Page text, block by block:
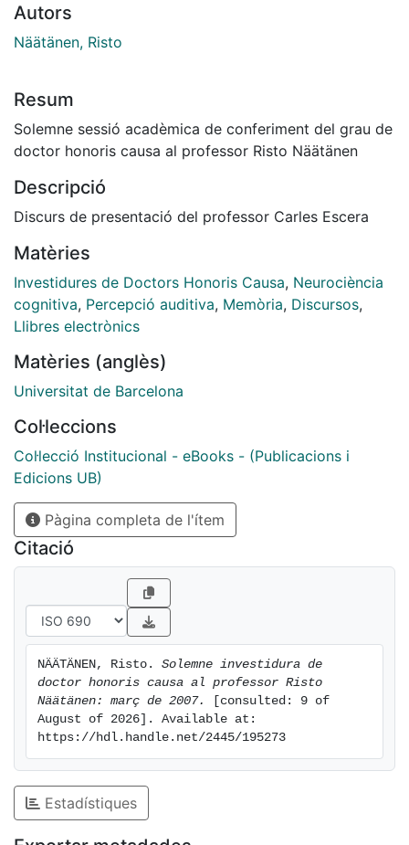
Autors
Näätänen, Risto
Resum
Solemne sessió acadèmica de conferiment del grau de
doctor honoris causa al professor Risto Näätänen
Descripció
Discurs de presentació del professor Carles Escera
Matèries
Investidures de Doctors Honoris Causa, Neurociència
cognitiva, Percepció auditiva, Memòria, Discursos,
Llibres electrònics
Matèries (anglès)
Universitat de Barcelona
Col·leccions
Col·lecció Institucional - eBooks - (Publicacions i
Edicions UB)
Pàgina completa de l'ítem
Citació
NÄÄTÄNEN, Risto. Solemne investidura de
doctor honoris causa al professor Risto
Näätänen: març de 2007.
[consulted: 9 of
August of 2026]. Available at:
https://hdl.handle.net/2445/195273
Estadístiques